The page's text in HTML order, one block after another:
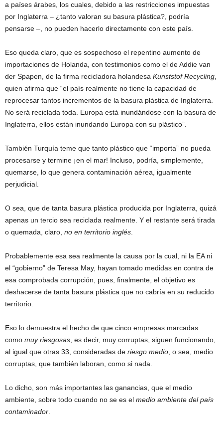
a países árabes, los cuales, debido a las restricciones impuestas
por Inglaterra – ¿tanto valoran su basura plástica?, podría
pensarse –, no pueden hacerlo directamente con este país.
Eso queda claro, que es sospechoso el repentino aumento de
importaciones de Holanda, con testimonios como el de Addie van
der Spapen, de la firma recicladora holandesa Kunststof Recycling
quien afirma que “el país realmente no tiene la capacidad de
reprocesar tantos incrementos de la basura plástica de Inglaterra.
No será reciclada toda. Europa está inundándose con la basura de
Inglaterra, ellos están inundando Europa con su plástico”.
También Turquía teme que tanto plástico que “importa” no pueda
procesarse y termine ¡en el mar! Incluso, podría, simplemente,
quemarse, lo que genera contaminación aérea, igualmente
perjudicial.
O sea, que de tanta basura plástica producida por Inglaterra, quizá
apenas un tercio sea reciclada realmente. Y el restante será tirada
o quemada, claro, no en territorio inglés
Probablemente esa sea realmente la causa por la cual, ni la EA ni
el “gobierno” de Teresa May, hayan tomado medidas en contra de
esa comprobada corrupción, pues, finalmente, el objetivo es
deshacerse de tanta basura plástica que no cabría en su reducido
territorio.
Eso lo demuestra el hecho de que cinco empresas marcadas
como muy riesgosas , es decir, muy corruptas, siguen funcionando,
al igual que otras 33, consideradas de riesgo medio , o sea, medio
corruptas, que también laboran, como si nada.
Lo dicho, son más importantes las ganancias, que el medio
ambiente, sobre todo cuando no se es el medio ambiente del país
contaminador